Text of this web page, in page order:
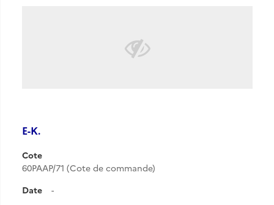
E-K.
Cote
60PAAP/71 (Cote de commande)
Date
-